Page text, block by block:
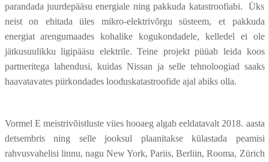
parandada juurdepääsu energiale ning pakkuda katastroofiabi. Üks
neist on ehitada üles mikro-elektrivõrgu süsteem, et pakkuda
energiat arengumaades kohalike kogukondadele, kelledel ei ole
jätkusuulikku ligipääsu elektrile. Teine projekt püüab leida koos
partneritega lahendusi, kuidas Nissan ja selle tehnoloogiad saaks
haavatavates piirkondades looduskatastroofide ajal abiks olla.
Vormel E meistrivõistluste viies hooaeg algab eeldatavalt 2018. aasta
detsembris ning selle jooksul plaanitakse külastada peamisi
rahvusvahelisi linnu, nagu New York, Pariis, Berliin, Rooma, Zürich